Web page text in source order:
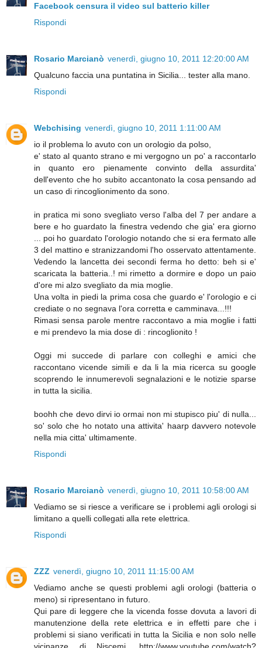
Facebook censura il video sul batterio killer
Rispondi
Rosario Marcianò venerdì, giugno 10, 2011 12:20:00 AM
Qualcuno faccia una puntatina in Sicilia... tester alla mano.
Rispondi
Webchising venerdì, giugno 10, 2011 1:11:00 AM
io il problema lo avuto con un orologio da polso,
e' stato al quanto strano e mi vergogno un po' a raccontarlo
in quanto ero pienamente convinto della assurdita'
dell'evento che ho subito accantonato la cosa pensando ad
un caso di rincoglionimento da sono.
in pratica mi sono svegliato verso l'alba del 7 per andare a
bere e ho guardato la finestra vedendo che gia' era giorno
... poi ho guardato l'orologio notando che si era fermato alle
3 del mattino e stranizzandomi l'ho osservato attentamente.
Vedendo la lancetta dei secondi ferma ho detto: beh si e'
scaricata la batteria..! mi rimetto a dormire e dopo un paio
d'ore mi alzo svegliato da mia moglie.
Una volta in piedi la prima cosa che guardo e' l'orologio e ci
crediate o no segnava l'ora corretta e camminava...!!!
Rimasi sensa parole mentre raccontavo a mia moglie i fatti
e mi prendevo la mia dose di : rincoglionito !
Oggi mi succede di parlare con colleghi e amici che
raccontano vicende simili e da li la mia ricerca su google
scoprendo le innumerevoli segnalazioni e le notizie sparse
in tutta la sicilia.
boohh che devo dirvi io ormai non mi stupisco piu' di nulla...
so' solo che ho notato una attivita' haarp davvero notevole
nella mia citta' ultimamente.
Rispondi
Rosario Marcianò venerdì, giugno 10, 2011 10:58:00 AM
Vediamo se si riesce a verificare se i problemi agli orologi si
limitano a quelli collegati alla rete elettrica.
Rispondi
ZZZ venerdì, giugno 10, 2011 11:15:00 AM
Vediamo anche se questi problemi agli orologi (batteria o
meno) si ripresentano in futuro.
Qui pare di leggere che la vicenda fosse dovuta a lavori di
manutenzione della rete elettrica e in effetti pare che i
problemi si siano verificati in tutta la Sicilia e non solo nelle
vicinanze di Niscemi. http://www.youtube.com/watch?